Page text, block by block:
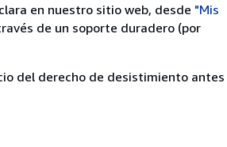
en nuestro sitio web, desde "Mis
de un soporte duradero (por
del derecho de desistimiento antes